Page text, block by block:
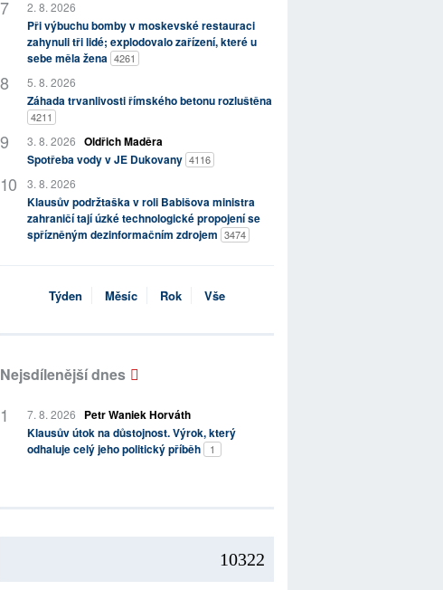
2. 8. 2026
Při výbuchu bomby v moskevské restauraci
zahynuli tři lidé; explodovalo zařízení, které u
sebe měla žena 4261
5. 8. 2026
Záhada trvanlivosti římského betonu rozluštěna
4211
3. 8. 2026 Oldřich Maděra
Spotřeba vody v JE Dukovany 4116
3. 8. 2026
Klausův podržtaška v roli Babišova ministra
zahraničí tají úzké technologické propojení se
spřízněným dezinformačním zdrojem 3474
Týden Měsíc Rok Vše
Nejsdílenější dnes
7. 8. 2026
Petr Waniek Horváth
Klausův útok na důstojnost. Výrok, který
odhaluje celý jeho politický příběh
1
10322